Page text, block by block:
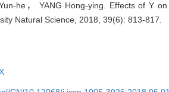
he， YANG Hong-ying. Effects of Y
Natural Science, 2018, 39(6): 813-817.